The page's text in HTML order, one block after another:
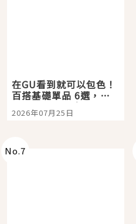
在GU看到就可以包色！
百搭基礎單品 6選，閉
眼全收也不心疼
2026年07月25日
No.7